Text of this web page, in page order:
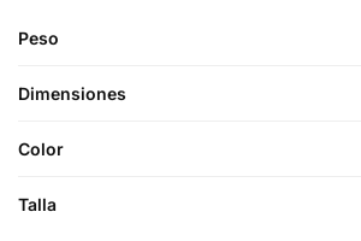
Peso
Dimensiones
Color
Talla